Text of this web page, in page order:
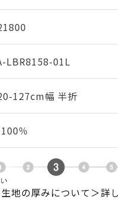
LBR8158-01L
127cm幅 半折
％
地の厚みについて＞詳